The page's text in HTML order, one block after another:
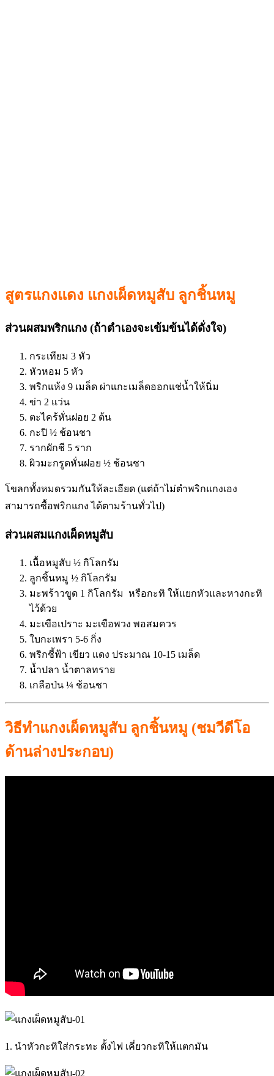
สูตรแกงแดง แกงเผ็ดหมูสับ ลูกชิ้นหมู
ส่วนผสมพริกแกง (ถ้าตำเองจะเข้มข้นได้ดั่งใจ)
กระเทียม 3 หัว
หัวหอม 5 หัว
พริกแห้ง 9 เมล็ด ผ่าแกะเมล็ดออกแช่น้ำให้นิ่ม
ข่า 2 แว่น
ตะไคร้หั่นฝอย 2 ต้น
กะปิ ½ ช้อนชา
รากผักชี 5 ราก
ผิวมะกรูดหั่นฝอย ½ ช้อนชา
โขลกทั้งหมดรวมกันให้ละเอียด (แต่ถ้าไม่ตำพริกแกงเอง
สามารถซื้อพริกแกง ได้ตามร้านทั่วไป)
ส่วนผสมแกงเผ็ดหมูสับ
เนื้อหมูสับ ½ กิโลกรัม
ลูกชิ้นหมู ½ กิโลกรัม
มะพร้าวขูด 1 กิโลกรัม หรือกะทิ ให้แยกหัวและหางกะทิ
ไว้ด้วย
มะเขือเปราะ มะเขือพวง พอสมควร
ใบกะเพรา 5-6 กิ่ง
พริกชี้ฟ้า เขียว แดง ประมาณ 10-15 เมล็ด
น้ำปลา น้ำตาลทราย
เกลือป่น ¼ ช้อนชา
วิธีทำแกงเผ็ดหมูสับ ลูกชิ้นหมู (ชมวีดีโอ
ด้านล่างประกอบ)
1. นำหัวกะทิใส่กระทะ ตั้งไฟ เคี่ยวกะทิให้แตกมัน